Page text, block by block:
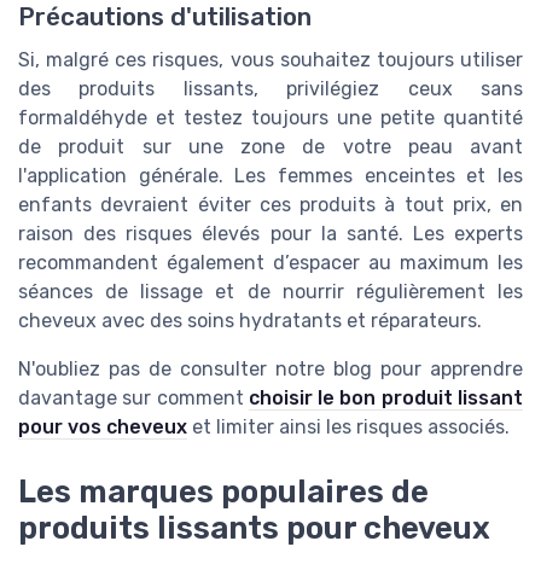
Précautions d'utilisation
Si, malgré ces risques, vous souhaitez toujours utiliser
des produits lissants, privilégiez ceux sans
formaldéhyde et testez toujours une petite quantité
de produit sur une zone de votre peau avant
l'application générale. Les femmes enceintes et les
enfants devraient éviter ces produits à tout prix, en
raison des risques élevés pour la santé. Les experts
recommandent également d’espacer au maximum les
séances de lissage et de nourrir régulièrement les
cheveux avec des soins hydratants et réparateurs.
N'oubliez pas de consulter notre blog pour apprendre
davantage sur comment choisir le bon produit lissant
pour vos cheveux et limiter ainsi les risques associés.
Les marques populaires de
produits lissants pour cheveux